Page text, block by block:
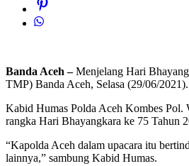
Banda Aceh –Menjelang Hari
TMP) Banda Aceh, Selasa (29/06/2021).
Kabid Humas Polda Aceh Kombes Pol.
rangka Hari Bhayangkara ke 75 Tahun
“Kapolda Aceh dalam upacara itu
lainnya,” sambung Kabid Humas.